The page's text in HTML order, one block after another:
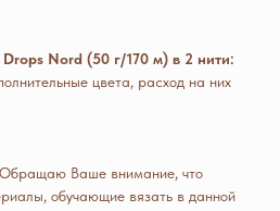
Nord (50 г/170 м) в 2 нити:
цвета, расход на них
Ваше внимание, что
обучающие вязать в данной